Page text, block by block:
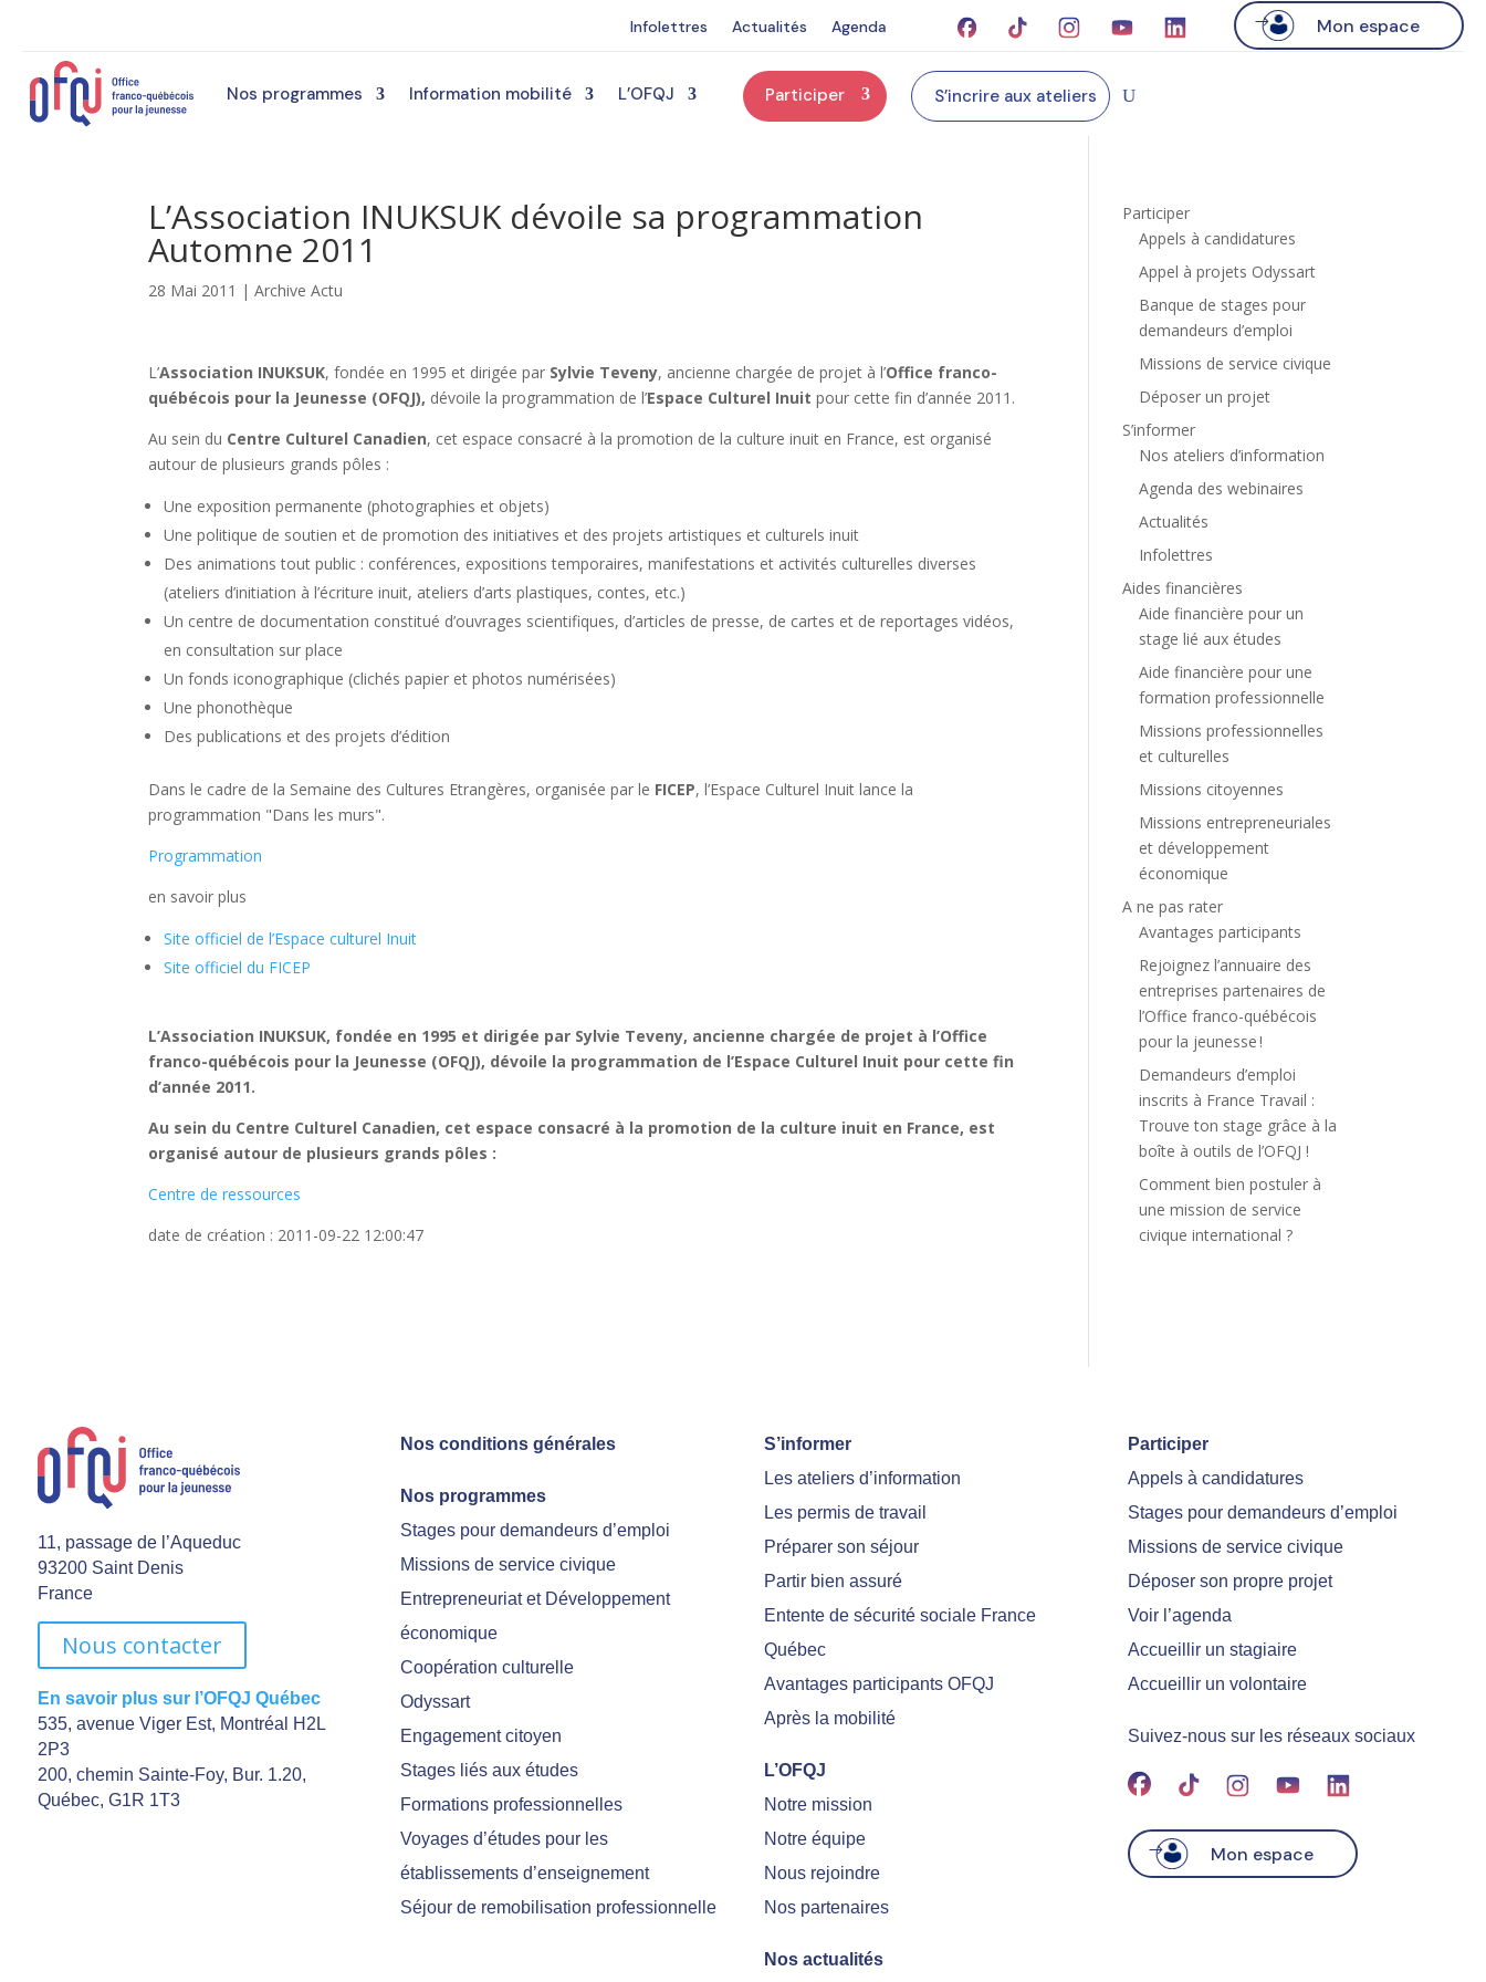
Infolettres Actualités Agenda Mon espace
Nos programmes Information mobilité L’OFQJ Participer S’incrire aux ateliers
L’Association INUKSUK dévoile sa programmation
Automne 2011
28 Mai 2011 |Archive Actu
L’Association INUKSUK, fondée en 1995 et dirigée par Sylvie Teveny, ancienne chargée de projet à l’Office franco-
québécois pour la Jeunesse (OFQJ), dévoile la programmation de l’Espace Culturel Inuit pour cette fin d’année 2011.
Au sein du Centre Culturel Canadien, cet espace consacré à la promotion de la culture inuit en France, est organisé
autour de plusieurs grands pôles :
Une exposition permanente (photographies et objets)
Une politique de soutien et de promotion des initiatives et des projets artistiques et culturels inuit
Des animations tout public : conférences, expositions temporaires, manifestations et activités culturelles diverses
(ateliers d’initiation à l’écriture inuit, ateliers d’arts plastiques, contes, etc.)
Un centre de documentation constitué d’ouvrages scientifiques, d’articles de presse, de cartes et de reportages vidéos,
en consultation sur place
Un fonds iconographique (clichés papier et photos numérisées)
Une phonothèque
Des publications et des projets d’édition
Dans le cadre de la Semaine des Cultures Etrangères, organisée par le FICEP, l’Espace Culturel Inuit lance la
programmation "Dans les murs".
Programmation
en savoir plus
Site officiel de l’Espace culturel Inuit
Site officiel du FICEP
L’Association INUKSUK, fondée en 1995 et dirigée par Sylvie Teveny, ancienne chargée de projet à l’Office
franco-québécois pour la Jeunesse (OFQJ), dévoile la programmation de l’Espace Culturel Inuit pour cette fin
d’année 2011.
Au sein du Centre Culturel Canadien, cet espace consacré à la promotion de la culture inuit en France, est
organisé autour de plusieurs grands pôles :
Centre de ressources
date de création : 2011-09-22 12:00:47
Participer
Appels à candidatures
Appel à projets Odyssart
Banque de stages pour
demandeurs d’emploi
Missions de service civique
Déposer un projet
S’informer
Nos ateliers d’information
Agenda des webinaires
Actualités
Infolettres
Aides financières
Aide financière pour un
stage lié aux études
Aide financière pour une
formation professionnelle
Missions professionnelles
et culturelles
Missions citoyennes
Missions entrepreneuriales
et développement
économique
A ne pas rater
Avantages participants
Rejoignez l’annuaire des
entreprises partenaires de
l’Office franco-québécois
pour la jeunesse !
Demandeurs d’emploi
inscrits à France Travail :
Trouve ton stage grâce à la
boîte à outils de l’OFQJ !
Comment bien postuler à
une mission de service
civique international ?
11, passage de l’Aqueduc
93200 Saint Denis
France
Nous contacter
En savoir plus sur l’OFQJ Québec
535, avenue Viger Est, Montréal H2L
2P3
200, chemin Sainte-Foy, Bur. 1.20,
Québec, G1R 1T3
Nos conditions générales
Nos programmes
Stages pour demandeurs d’emploi
Missions de service civique
Entrepreneuriat et Développement
économique
Coopération culturelle
Odyssart
Engagement citoyen
Stages liés aux études
Formations professionnelles
Voyages d’études pour les
établissements d’enseignement
Séjour de remobilisation professionnelle
S’informer
Les ateliers d’information
Les permis de travail
Préparer son séjour
Partir bien assuré
Entente de sécurité sociale France
Québec
Avantages participants OFQJ
Après la mobilité
L’OFQJ
Notre mission
Notre équipe
Nous rejoindre
Nos partenaires
Nos actualités
Participer
Appels à candidatures
Stages pour demandeurs d’emploi
Missions de service civique
Déposer son propre projet
Voir l’agenda
Accueillir un stagiaire
Accueillir un volontaire
Suivez-nous sur les réseaux sociaux
Mon espace